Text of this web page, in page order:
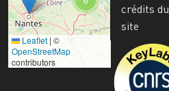
Leaflet | ©
OpenStreetMap
contributors
crédits du
site
Image